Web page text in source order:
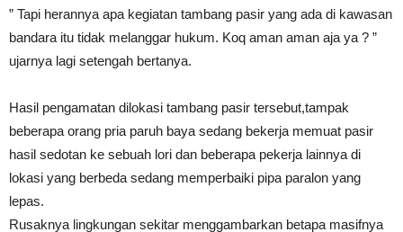
” Tapi herannya apa kegiatan tambang pasir yang ada di kawasan
bandara itu tidak melanggar hukum. Koq aman aman aja ya ? ”
ujarnya lagi setengah bertanya.
Hasil pengamatan dilokasi tambang pasir tersebut,tampak
beberapa orang pria paruh baya sedang bekerja memuat pasir
hasil sedotan ke sebuah lori dan beberapa pekerja lainnya di
lokasi yang berbeda sedang memperbaiki pipa paralon yang
lepas.
Rusaknya lingkungan sekitar menggambarkan betapa masifnya